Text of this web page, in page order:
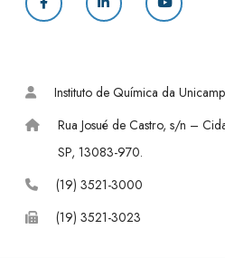
e
d
I
Instituto de Química da Unicamp
Rua Josué de Castro, s/n –
SP, 13083-970.
(19) 3521-3000
(19) 3521-3023